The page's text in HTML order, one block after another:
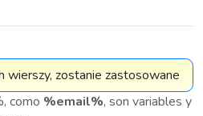
como %email%, son variables y